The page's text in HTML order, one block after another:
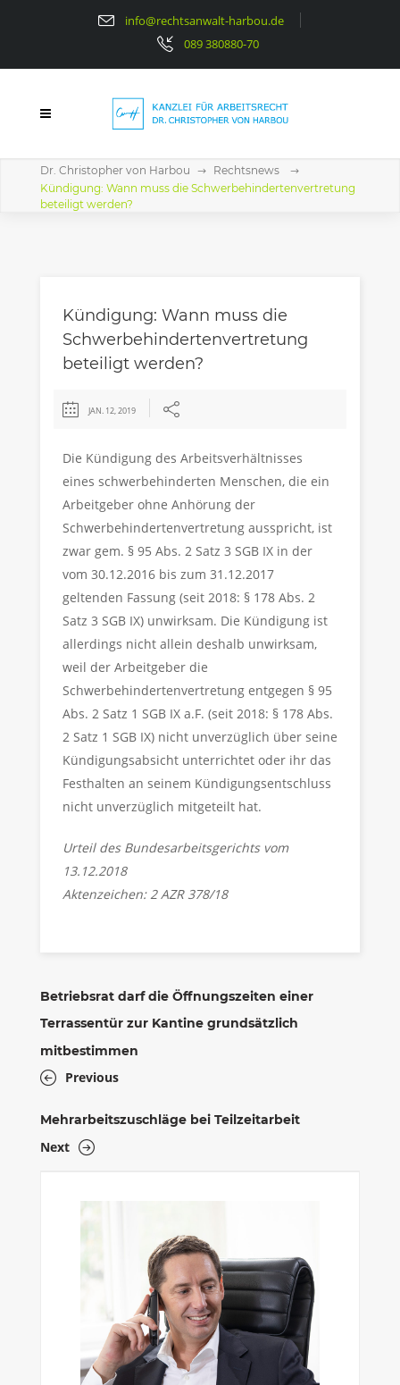
info@rechtsanwalt-harbou.de
089 380880-70
Dr. Christopher von Harbou
Rechtsnews
Kündigung: Wann muss die Schwerbehindertenvertretung
beteiligt werden?
Kündigung: Wann muss die
Schwerbehindertenvertretung
beteiligt werden?
JAN. 12, 2019
Die Kündigung des Arbeitsverhältnisses
eines schwerbehinderten Menschen, die ein
Arbeitgeber ohne Anhörung der
Schwerbehindertenvertretung ausspricht, ist
zwar gem. § 95 Abs. 2 Satz 3 SGB IX in der
vom 30.12.2016 bis zum 31.12.2017
geltenden Fassung (seit 2018: § 178 Abs. 2
Satz 3 SGB IX) unwirksam. Die Kündigung ist
allerdings nicht allein deshalb unwirksam,
weil der Arbeitgeber die
Schwerbehindertenvertretung entgegen § 95
Abs. 2 Satz 1 SGB IX a.F. (seit 2018: § 178 Abs.
2 Satz 1 SGB IX) nicht unverzüglich über seine
Kündigungsabsicht unterrichtet oder ihr das
Festhalten an seinem Kündigungsentschluss
nicht unverzüglich mitgeteilt hat.
Urteil des Bundesarbeitsgerichts vom
13.12.2018
Aktenzeichen: 2 AZR 378/18
Betriebsrat darf die Öffnungszeiten einer
Terrassentür zur Kantine grundsätzlich
mitbestimmen
Previous
Mehrarbeitszuschläge bei Teilzeitarbeit
Next